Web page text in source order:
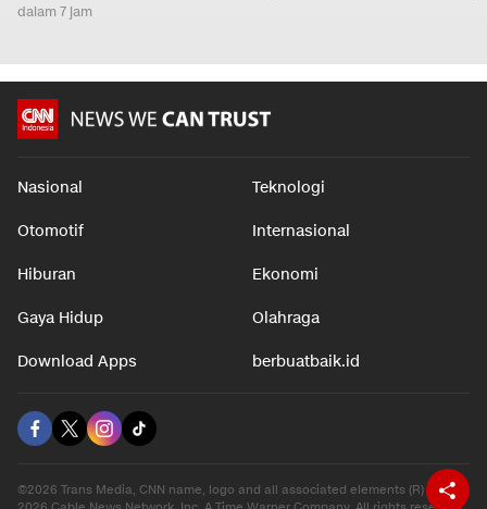
dalam 7 jam
Nasional Teknologi
Otomotif Internasional
Hiburan Ekonomi
Gaya Hidup Olahraga
Download Apps berbuatbaik.id
©2026 Trans Media, CNN name, logo and all associated elements (R) and ©